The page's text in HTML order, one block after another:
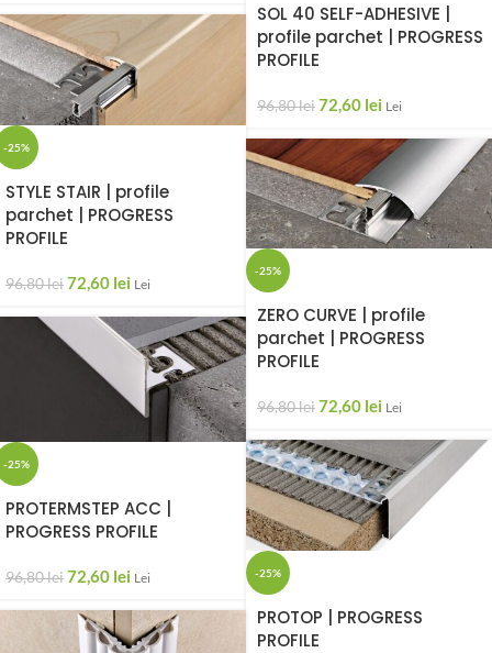
SOL 40 SELF-ADHESIVE |
profile parchet | PROGRESS
PROFILE
96,80lei72,60 lei Lei
-25%
STYLE STAIR | profile
parchet | PROGRESS
PROFILE
96,80lei72,60 lei Lei
-25%
ZERO CURVE | profile
parchet | PROGRESS
PROFILE
96,80lei72,60 lei Lei
-25%
PROTERMSTEP ACC |
PROGRESS PROFILE
96,80lei72,60 lei Lei -25%
PROTOP | PROGRESS
PROFILE